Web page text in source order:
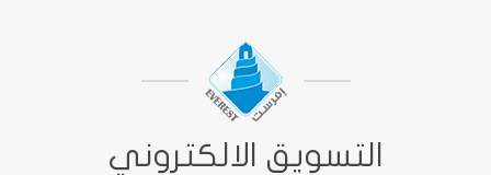
التسويق الالكتروني